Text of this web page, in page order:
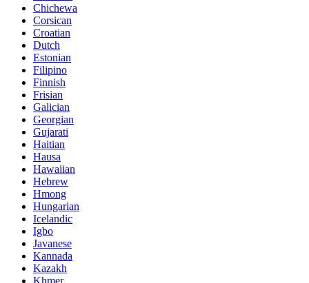
Chichewa
Corsican
Croatian
Dutch
Estonian
Filipino
Finnish
Frisian
Galician
Georgian
Gujarati
Haitian
Hausa
Hawaiian
Hebrew
Hmong
Hungarian
Icelandic
Igbo
Javanese
Kannada
Kazakh